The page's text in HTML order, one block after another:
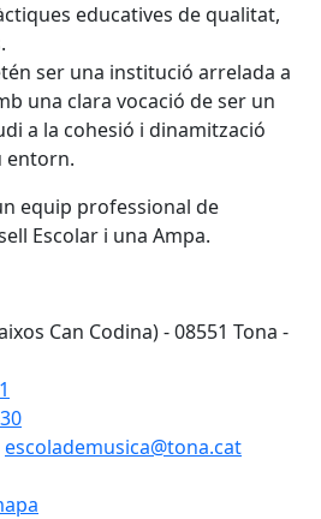
educatives de qualitat,
ser una institució arrelada a
una clara vocació de ser un
a la cohesió i dinamització
entorn.
equip professional de
Escolar i una Ampa.
Can Codina) - 08551 Tona -
escolademusica@tona.cat